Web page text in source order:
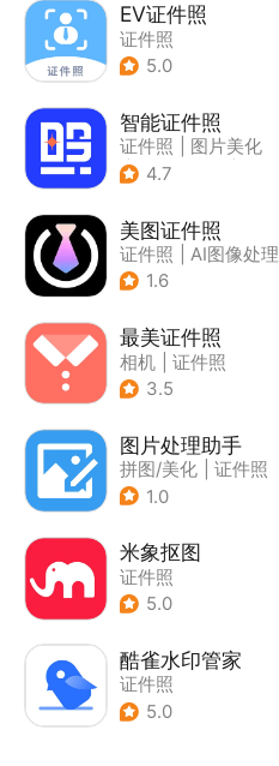
EV证件照
证件照
5.0
智能证件照
证件照
图片美化
| AI图像处理
4.7
美图证件照
证件照
AI图像处理
1.6
最美证件照
相机
证件照
3.5
图片处理助手
拼图/美化
证件照
1.0
米象抠图
证件照
5.0
酷雀水印管家
证件照
5.0